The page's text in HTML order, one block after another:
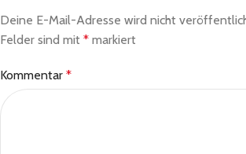
Deine E-Mail-Adresse wird nicht
Felder sind mit * markiert
Kommentar *